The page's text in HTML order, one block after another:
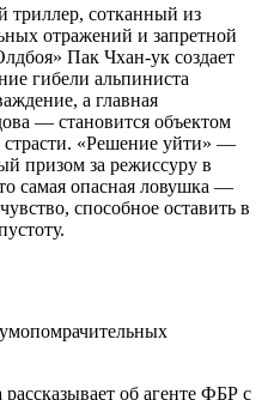
триллер, сотканный из
отражений и запретной
Пак Чхан-ук создает
гибели альпиниста
а главная
— становится объектом
«Решение уйти» —
призом за режиссуру в
самая опасная ловушка —
способное оставить в
об агенте ФБР с